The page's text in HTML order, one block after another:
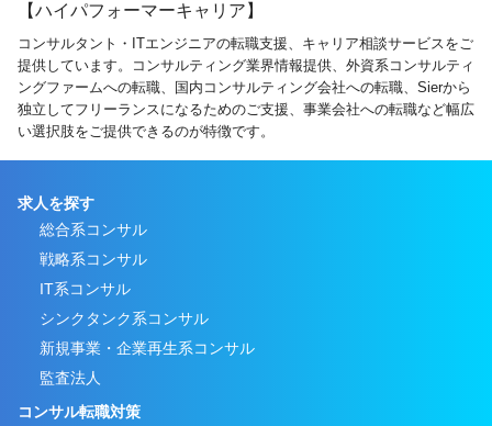
【ハイパフォーマーキャリア】
コンサルタント・ITエンジニアの転職支援、キャリア相談サービスをご
提供しています。コンサルティング業界情報提供、外資系コンサルティ
ングファームへの転職、国内コンサルティング会社への転職、Sierから
独立してフリーランスになるためのご支援、事業会社への転職など幅広
い選択肢をご提供できるのが特徴です。
求人を探す
総合系コンサル
戦略系コンサル
IT系コンサル
シンクタンク系コンサル
新規事業・企業再生系コンサル
監査法人
コンサル転職対策